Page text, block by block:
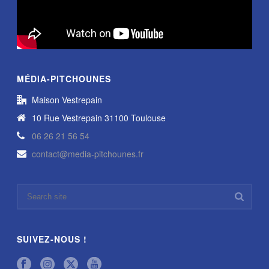
MÉDIA-PITCHOUNES
Maison Vestrepain
10 Rue Vestrepain 31100 Toulouse
06 26 21 56 54
contact@media-pitchounes.fr
SUIVEZ-NOUS !